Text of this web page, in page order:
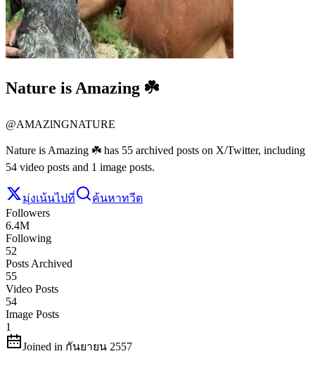
Nature is Amazing ☘️
@AMAZlNGNATURE
Nature is Amazing ☘️ has 55 archived posts on X/Twitter, including
54 video posts and 1 image posts.
มุ่งเน้นไปที่
ค้นหาทวีต
Followers
6.4M
Following
52
Posts Archived
55
Video Posts
54
Image Posts
1
Joined in กันยายน 2557